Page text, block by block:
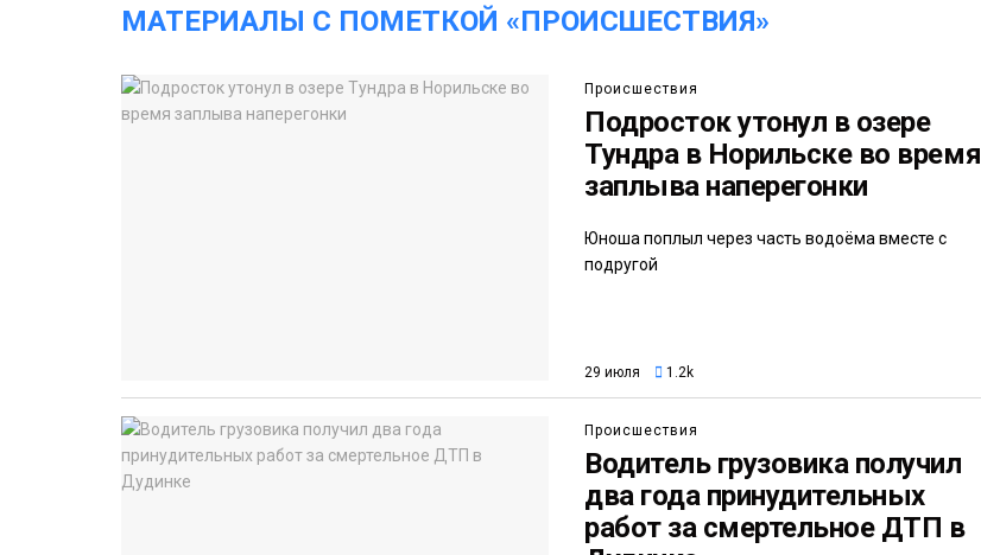
МАТЕРИАЛЫ С ПОМЕТКОЙ «ПРОИСШЕСТВИЯ»
Происшествия
Подросток утонул в озере
Тундра в Норильске во время
заплыва наперегонки
Юноша поплыл через часть водоёма вместе с
подругой
29 июля 1.2k
Происшествия
Водитель грузовика получил
два года принудительных
работ за смертельное ДТП в